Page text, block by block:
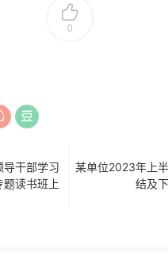
0
导干部学习
题读书班上
某单位2023年上
结及